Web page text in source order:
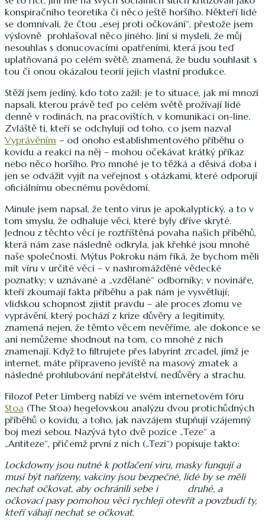
konspiračního teoretika či něco ještě horšího. Někteří lidé
se domnívali, že čtou „esej proti očkování“, přestože jsem
výslovně prohlašoval něco jiného. Jiní si mysleli, že můj
nesouhlas s donucovacími opatřeními, která jsou teď
uplatňovaná po celém světě, znamená, že budu souhlasit s
tou či onou okázalou teorií jejich vlastní produkce.
Stěží jsem jediný, kdo toto zažil: je to situace, jak mi mnozí
napsali, kterou právě teď po celém světě prožívají lidé
denně v rodinách, na pracovištích, v komunikaci on-line.
Zvláště ti, kteří se odchylují od toho, co jsem nazval
Vyprávěním – od onoho establishmentového příběhu o
kovidu a reakci na něj – mohou očekávat krátký příkaz
nebo něco horšího. Pro mnohé je to těžká a děsivá doba i
jen se odvážit vyjít na veřejnost s otázkami, které odporují
oficiálnímu obecnému povědomí.
Minule jsem napsal, že tento virus je apokalyptický, a to v
tom smyslu, že odhaluje věci, které byly dříve skryté.
Jednou z těchto věcí je roztříštěná povaha našich příběhů,
která nám zase následně odkryla, jak křehké jsou mnohé
naše společnosti. Mýtus Pokroku nám říká, že bychom měli
mít víru v určité věci – v nashromážděné vědecké
poznatky; v uznávané a „vzdělané“ odborníky; v novináře,
kteří zkoumají fakta příběhu a pak nám je vysvětlují;
vlidskou schopnost zjistit pravdu – ale proces zlomu ve
vyprávění, který pochází z krize důvěry a legitimity,
znamená nejen, že těmto věcem nevěříme, ale dokonce se
ani nemůžeme shodnout na tom, co mnohé z nich
znamenají. Když to filtrujete přes labyrint zrcadel, jímž je
internet, máte připraveno jeviště na masový zmatek a
následné prohlubování nepřátelství, nedůvěry a strachu.
Filozof Peter Limberg nabízí ve svém internetovém fóru
Stoa (The Stoa) hegelovskou analýzu dvou protichůdných
příběhů o kovidu, a toho, jak navzájem stupňují vzájemný
boj mezi sebou. Nazývá tyto dvě pozice „Teze“ a
„Antiteze“, přičemž první z nich („Tezi“) popisuje takto:
Lockdowny jsou nutné k potlačení viru, masky fungují a
musí být nařízeny, vakcíny jsou bezpečné, lidé by se měli
nechat očkovat, aby ochránili sebe i druhé, a
očkovací pasy pomohou věci rychleji otevřít a povzbudí ty,
kteří váhají nechat se očkovat.